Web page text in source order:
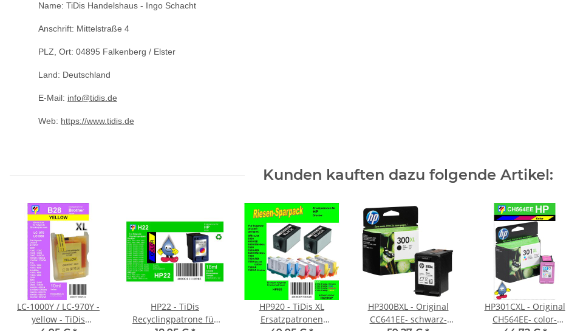
Name: TiDis Handelshaus - Ingo Schacht
Anschrift: Mittelstraße 4
PLZ, Ort: 04895 Falkenberg / Elster
Land: Deutschland
E-Mail: info@tidis.de
Web: https://www.tidis.de
Kunden kauften dazu folgende Artikel:
LC-1000Y / LC-970Y -
yellow - TiDis
HP22 - TiDis
Recyclingpatrone für
HP920 - TiDis XL
Ersatzpatronen
HP300BXL - Original
CC641EE- schwarz-
HP301CXL - Original
CH564EE- color-